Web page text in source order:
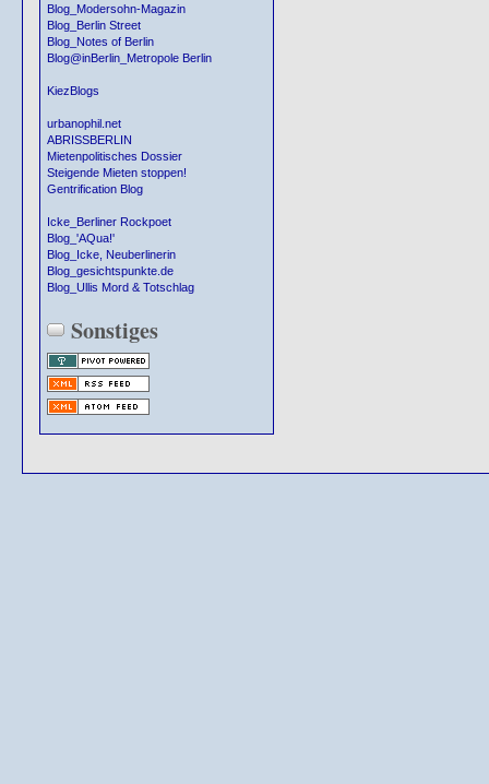
Blog_Modersohn-Magazin
Blog_Berlin Street
Blog_Notes of Berlin
Blog@inBerlin_Metropole Berlin
KiezBlogs
urbanophil.net
ABRISSBERLIN
Mietenpolitisches Dossier
Steigende Mieten stoppen!
Gentrification Blog
Icke_Berliner Rockpoet
Blog_'AQua!'
Blog_Icke, Neuberlinerin
Blog_gesichtspunkte.de
Blog_Ullis Mord & Totschlag
Sonstiges